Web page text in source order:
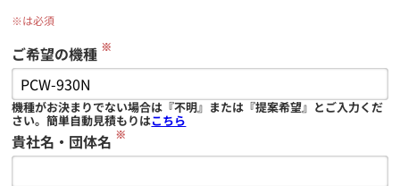
※は必須
ご希望の機種 ※
機種がお決まりでない場合は『不明』または『提案希望』とご入力くだ
さい。簡単自動見積もりはこちら
貴社名・団体名 ※